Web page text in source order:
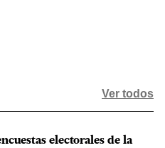
Ver todos
electorales de la